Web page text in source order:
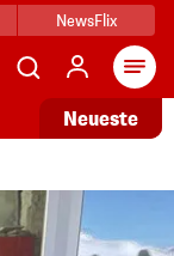
NewsFlix
Neueste